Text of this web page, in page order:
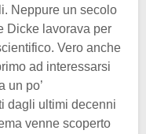
Neppure un secolo
Dicke lavorava per
Vero anche
ad interessarsi
un po’
dagli ultimi decenni
venne scoperto